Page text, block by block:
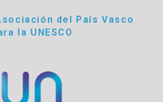
del País Vasco
la UNESCO